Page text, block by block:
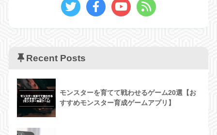
Recent Posts
モンスターを育てて戦わせるゲーム20選【お
すすめモンスター育成ゲームアプリ】